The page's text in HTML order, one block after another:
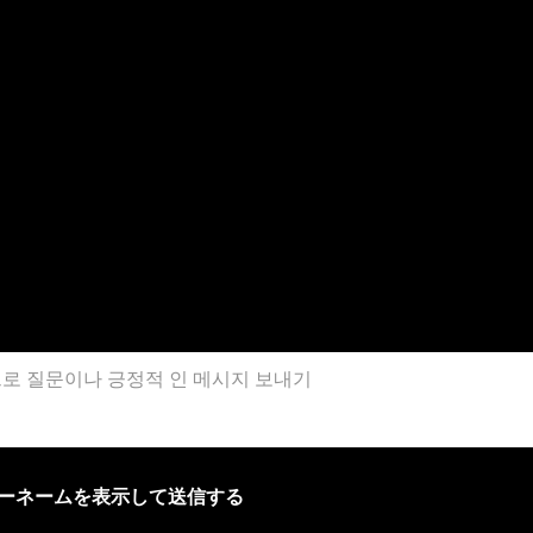
ネームを表示して送信する